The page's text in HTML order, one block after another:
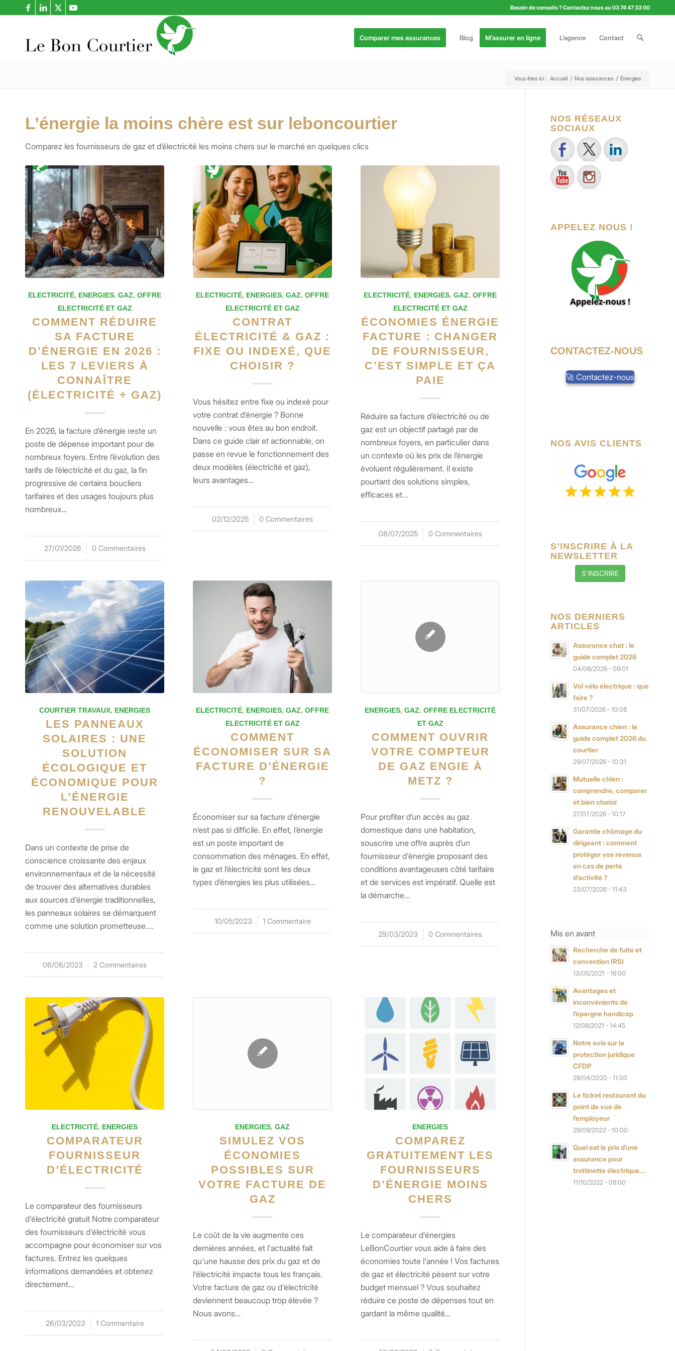
Besoin de conseils ? Contactez nous au 03 74 47 33 00
Comparer mes assurances Blog M’assurer en ligne L’agence Contact
Vous êtes ici : Accueil / Nos assurances / Energies
L’énergie la moins chère est sur leboncourtier
Comparez les fournisseurs de gaz et d’électricité les moins chers sur le marché en quelques clics
ELECTRICITÉ, ENERGIES,GAZ,OFFRE
ELECTRICITÉ ET GAZ
COMMENT RÉDUIRE
SA FACTURE
D’ÉNERGIE EN 2026 :
LES 7 LEVIERS À
CONNAÎTRE
(ÉLECTRICITÉ + GAZ)
En 2026, la facture d’énergie reste un
poste de dépense important pour de
nombreux foyers. Entre l’évolution des
tarifs de l’électricité et du gaz, la fin
progressive de certains boucliers
tarifaires et des usages toujours plus
nombreux…
27/01/2026
/ 0 Commentaires
ELECTRICITÉ, ENERGIES,GAZ,OFFRE
ELECTRICITÉ ET GAZ
CONTRAT
ÉLECTRICITÉ & GAZ :
FIXE OU INDEXÉ, QUE
CHOISIR ?
Vous hésitez entre fixe ou indexé pour
votre contrat d’énergie ? Bonne
nouvelle : vous êtes au bon endroit.
Dans ce guide clair et actionnable, on
passe en revue le fonctionnement des
deux modèles (électricité et gaz),
leurs avantages…
02/12/2025
/ 0 Commentaires
ELECTRICITÉ, ENERGIES,GAZ,OFFRE
ELECTRICITÉ ET GAZ
ÉCONOMIES ÉNERGIE
FACTURE : CHANGER
DE FOURNISSEUR,
C’EST SIMPLE ET ÇA
PAIE
Réduire sa facture d’électricité ou de
gaz est un objectif partagé par de
nombreux foyers, en particulier dans
un contexte où les prix de l’énergie
évoluent régulièrement. Il existe
pourtant des solutions simples,
efficaces et…
08/07/2025
/ 0 Commentaires
COURTIER TRAVAUX, ENERGIES
LES PANNEAUX
SOLAIRES : UNE
SOLUTION
ÉCOLOGIQUE ET
ÉCONOMIQUE POUR
L’ÉNERGIE
RENOUVELABLE
Dans un contexte de prise de
conscience croissante des enjeux
environnementaux et de la nécessité
de trouver des alternatives durables
aux sources d'énergie traditionnelles,
les panneaux solaires se démarquent
comme une solution prometteuse.…
06/06/2023
/ 2 Commentaires
ELECTRICITÉ, ENERGIES,GAZ,OFFRE
ELECTRICITÉ ET GAZ
COMMENT
ÉCONOMISER SUR SA
FACTURE D’ÉNERGIE
?
Économiser sur sa facture d'énergie
n'est pas si difficile. En effet, l’énergie
est un poste important de
consommation des ménages. En effet,
le gaz et l’électricité sont les deux
types d’énergies les plus utilisées…
10/05/2023
/ 1 Commentaire
ENERGIES,GAZ,OFFRE ELECTRICITÉ
ET GAZ
COMMENT OUVRIR
VOTRE COMPTEUR
DE GAZ ENGIE À
METZ ?
Pour profiter d’un accès au gaz
domestique dans une habitation,
souscrire une offre auprès d’un
fournisseur d'énergie proposant des
conditions avantageuses côté tarifaire
et de services est impératif. Quelle est
la démarche…
29/03/2023
/ 0 Commentaires
ELECTRICITÉ, ENERGIES
COMPARATEUR
FOURNISSEUR
D’ÉLECTRICITÉ
Le comparateur des fournisseurs
d'électricité gratuit Notre comparateur
des fournisseurs d'électricité vous
accompagne pour économiser sur vos
factures. Entrez les quelques
informations demandées et obtenez
directement…
26/03/2023
/ 1 Commentaire
ENERGIES,GAZ
SIMULEZ VOS
ÉCONOMIES
POSSIBLES SUR
VOTRE FACTURE DE
GAZ
Le coût de la vie augmente ces
dernières années, et l'actualité fait
qu'une hausse des prix du gaz et de
l'électricité impacte tous les français.
Votre facture de gaz ou d'électricité
deviennent beaucoup trop élevée ?
Nous avons…
ENERGIES
COMPAREZ
GRATUITEMENT LES
FOURNISSEURS
D’ÉNERGIE MOINS
CHERS
Le comparateur d'énergies
LeBonCourtier vous aide à faire des
économies toute l'année ! Vos factures
de gaz et électricité pèsent sur votre
budget mensuel ? Vous souhaitez
réduire ce poste de dépenses tout en
gardant la même qualité…
NOS RÉSEAUX
SOCIAUX
APPELEZ NOUS !
CONTACTEZ-NOUS
🚀 Contactez-nous
NOS AVIS CLIENTS
S’INSCRIRE À LA
NEWSLETTER
S'INSCRIRE
NOS DERNIERS
ARTICLES
Assurance chat : le
guide complet 2026
04/08/2026 - 09:01
Vol vélo électrique : que
faire ?
31/07/2026 - 10:08
Assurance chien : le
guide complet 2026 du
courtier
29/07/2026 - 10:31
Mutuelle chien :
comprendre, comparer
et bien choisir
27/07/2026 - 10:17
Garantie chômage du
dirigeant : comment
protéger vos revenus
en cas de perte
d’activité ?
23/07/2026 - 11:43
Mis en avant
Recherche de fuite et
convention IRSI
13/05/2021 - 16:00
Avantages et
inconvénients de
l’épargne handicap
12/08/2021 - 14:45
Notre avis sur la
protection juridique
CFDP
28/04/2020 - 11:00
Le ticket restaurant du
point de vue de
l’employeur
29/09/2022 - 10:00
Quel est le prix d’une
assurance pour
trottinette électrique...
11/10/2022 - 09:00